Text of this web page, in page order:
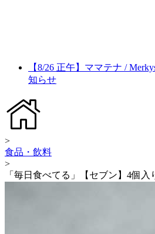
【8/26 正午】ママテナ /
知らせ
>
食品・飲料
>
「毎日食べてる」【セブン】4個